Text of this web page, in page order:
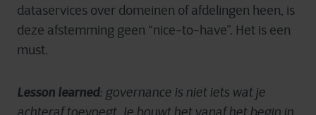
dataservices over domeinen of afdelingen heen, is
deze afstemming geen “nice-to-have”. Het is een
must.
Lesson learned: governance is niet iets wat je